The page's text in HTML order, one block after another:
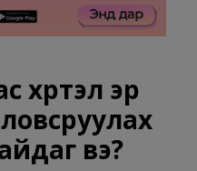
хүртэл эр
вэ?